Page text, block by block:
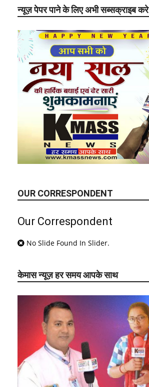
न्यूज़ पेपर पाने के लिए अभी सब्सक्राइब करे
OUR CORRESPONDENT
Our Correspondent
No Slide Found In Slider.
केमास न्यूज़ हर समय आपके साथ